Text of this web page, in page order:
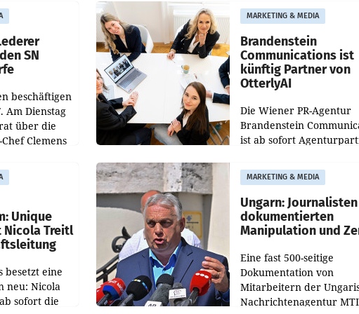
aus, womit sich das
gegenüber Juli 2025
verdoppelte (+102
SN
beschäftigen
Am Dienstag
über die
Clemens
MARKETING & MEDIA
Brandenstein
Communications ist
künftig Partner von
OtterlyAI
Die Wiener PR-Agentur
Brandenstein
ist ab sofort
Optimierungsplattform
OtterlyAI. Damit baut die
Agentur ihr
Unique
Treitl
besetzt eine
neu: Nicola
sofort die
MARKETING & MEDIA
Ungarn: Journalisten
dokumentierten
Manipulation und
Eine fast 500-seitige
Dokumentation von
Mitarbeitern der
Nachrichtenagentur